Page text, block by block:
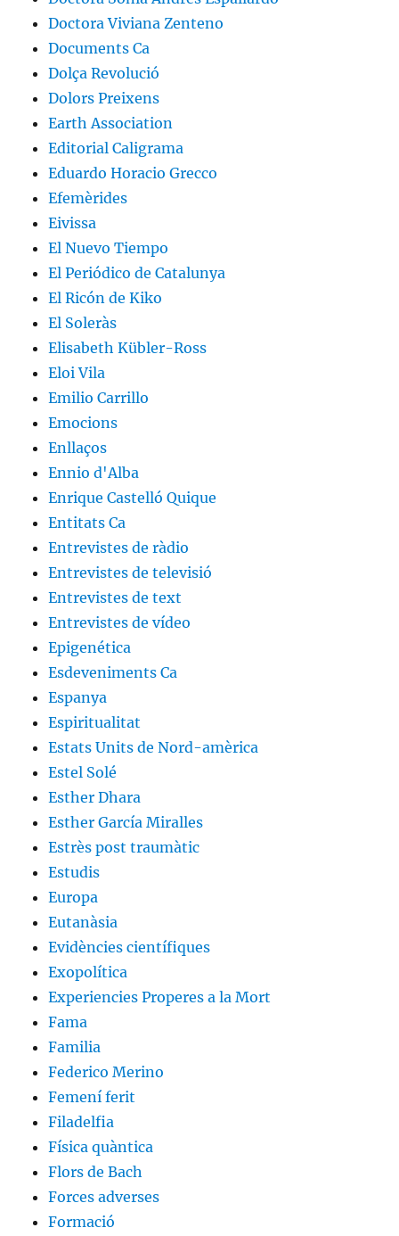
Doctora Viviana Zenteno
Documents Ca
Dolça Revolució
Dolors Preixens
Earth Association
Editorial Caligrama
Eduardo Horacio Grecco
Efemèrides
Eivissa
El Nuevo Tiempo
El Periódico de Catalunya
El Ricón de Kiko
El Soleràs
Elisabeth Kübler-Ross
Eloi Vila
Emilio Carrillo
Emocions
Enllaços
Ennio d'Alba
Enrique Castelló Quique
Entitats Ca
Entrevistes de ràdio
Entrevistes de televisió
Entrevistes de text
Entrevistes de vídeo
Epigenética
Esdeveniments Ca
Espanya
Espiritualitat
Estats Units de Nord-amèrica
Estel Solé
Esther Dhara
Esther García Miralles
Estrès post traumàtic
Estudis
Europa
Eutanàsia
Evidències científiques
Exopolítica
Experiencies Properes a la Mort
Fama
Familia
Federico Merino
Femení ferit
Filadelfia
Física quàntica
Flors de Bach
Forces adverses
Formació